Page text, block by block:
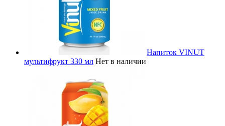
Напиток VINUT
мультифрукт 330 мл Нет в наличии